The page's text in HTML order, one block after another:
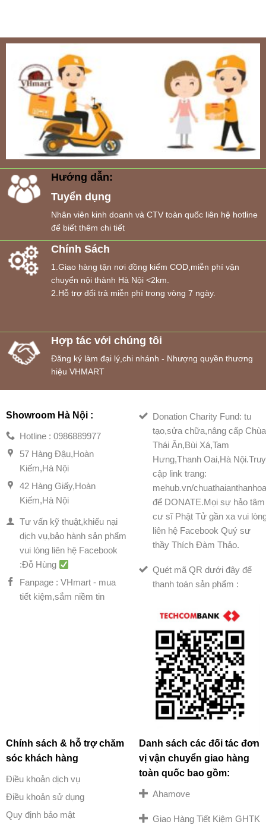
Hướng dẫn:
Tuyển dụng
Nhân viên kinh doanh và CTV toàn quốc liên hệ hotline
để biết thêm chi tiết
Chính Sách
1.Giao hàng tận nơi đồng kiểm COD,miễn phí vận
chuyển nội thành Hà Nội <2km.
2.Hỗ trợ đổi trả miễn phí trong vòng 7 ngày.
Hợp tác với chúng tôi
Đăng ký làm đại lý,chi nhánh - Nhượng quyền thương
hiệu VHMART
Showroom Hà Nội :
Hotline : 0986889977
57 Hàng Đậu,Hoàn
Kiếm,Hà Nội
42 Hàng Giấy,Hoàn
Kiếm,Hà Nội
Tư vấn kỹ thuật,khiếu nại
dịch vụ,bảo hành sản phẩm
vui lòng liên hệ Facebook
:Đỗ Hùng
Fanpage : VHmart - mua
tiết kiệm,sắm niềm tin
Donation Charity Fund: tu
tạo,sửa chữa,nâng cấp Chùa
Thái Ân,Bùi Xá,Tam
Hưng,Thanh Oai,Hà Nội.Truy
cập link trang:
mehub.vn/
để DONATE.Mọi sự hảo tâm
cư sĩ Phật Tử gần xa vui
liên hệ Facebook Quý sư
thầy Thích Đàm Thảo.
Quét mã QR dưới đây để
thanh toán sản phẩm :
Chính sách & hỗ trợ chăm
sóc khách hàng
Điều khoản dịch vụ
Điều khoản sử dụng
Quy định bảo mật
Danh sách các đối tác đơn
vị vận chuyển giao hàng
toàn quốc bao gồm:
Ahamove
Giao Hàng Tiết Kiệm GHTK